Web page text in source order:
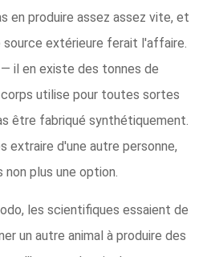
en produire assez assez vite, et
source extérieure ferait l'affaire.
il en existe des tonnes de
utilise pour toutes sortes
être fabriqué synthétiquement.
extraire d'une autre personne,
plus une option.
les scientifiques essaient de
un autre animal à produire des